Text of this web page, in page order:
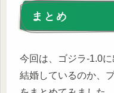
まとめ
今回は、ゴジラ-1.0
結婚しているのか、